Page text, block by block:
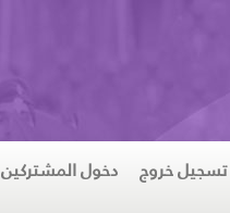
تسجيل خروج
دخول المشتركين